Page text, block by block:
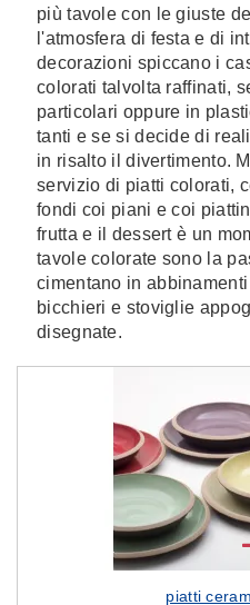
più tavole con le giuste
l'atmosfera di festa e di
decorazioni spiccano i
colorati talvolta raffinati,
particolari oppure in
tanti e se si decide di
in risalto il divertimento.
servizio di piatti colorati,
fondi coi piani e coi
frutta e il dessert è un
tavole colorate sono la
cimentano in
bicchieri e stoviglie
disegnate.
piatti